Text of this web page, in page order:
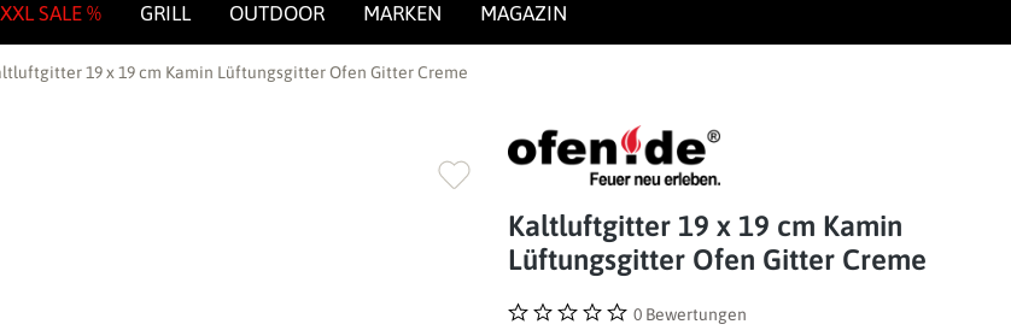
XXL SALE % GRILL OUTDOOR MARKEN MAGAZIN
19 x 19 cm Kamin Lüftungsgitter Ofen Gitter Creme
Kaltluftgitter 19 x 19 cm Kamin
Lüftungsgitter Ofen Gitter Creme
0 Bewertungen